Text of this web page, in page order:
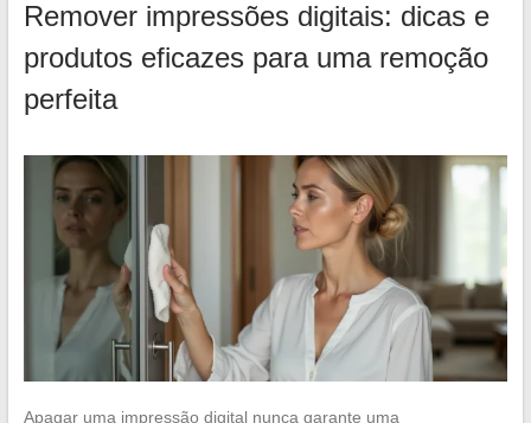
Remover impressões digitais: dicas e
produtos eficazes para uma remoção
perfeita
Apagar uma impressão digital nunca garante uma